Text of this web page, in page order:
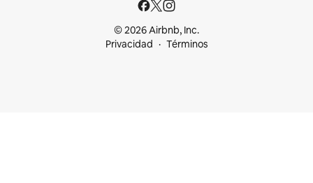
© 2026 Airbnb, Inc.
Privacidad
Términos